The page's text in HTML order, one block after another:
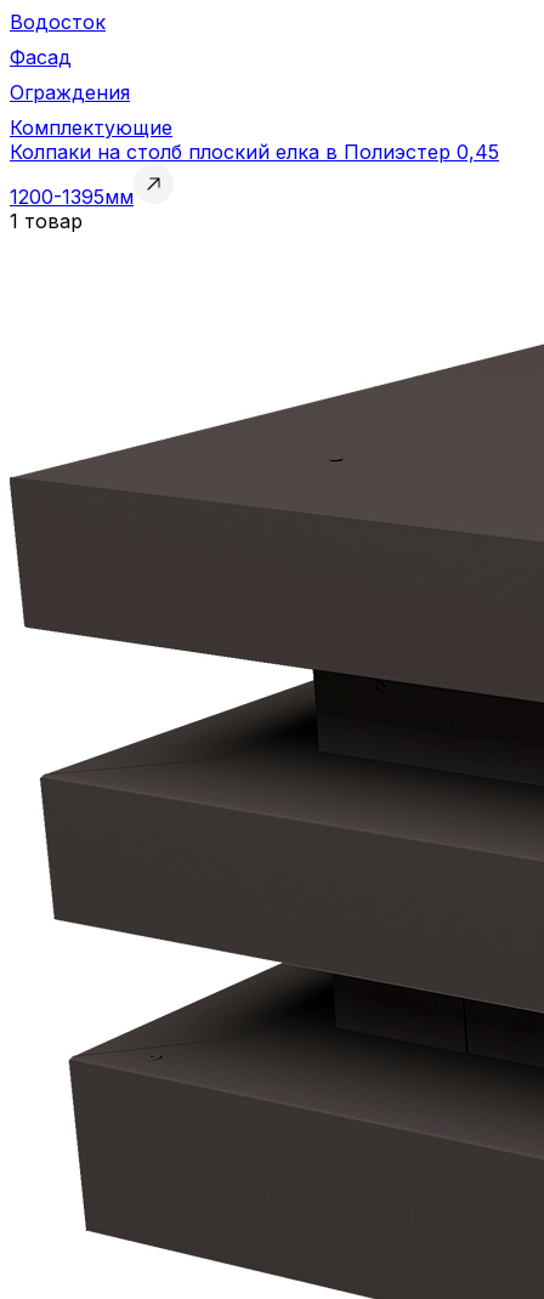
Водосток
Фасад
Ограждения
Комплектующие
Колпаки на столб плоский елка в Полиэстер 0,45
1200-1395мм
1 товар